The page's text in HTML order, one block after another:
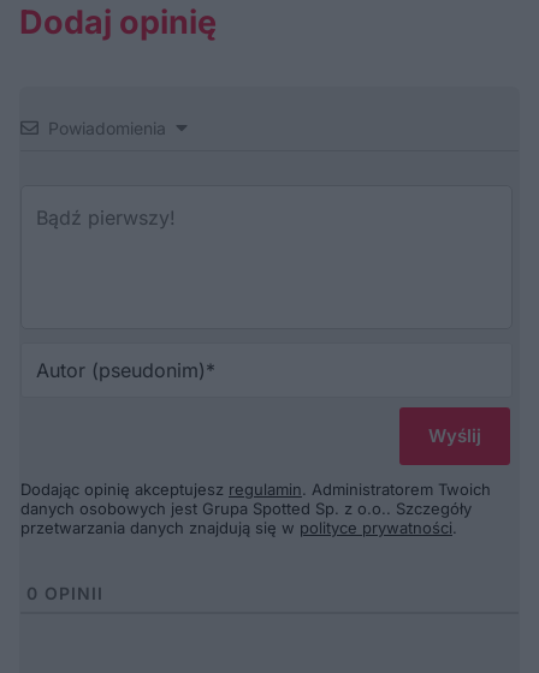
Dodaj opinię
Powiadomienia
Dodając opinię akceptujesz regulamin. Administratorem Twoich
danych osobowych jest Grupa Spotted Sp. z o.o.. Szczegóły
przetwarzania danych znajdują się w polityce prywatności.
0 OPINII